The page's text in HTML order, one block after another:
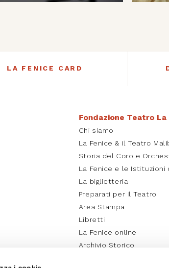
LA FENICE CARD
Fondazione Teatro La
Chi siamo
La Fenice & il Teatro
Storia del Coro e
La Fenice e le Istituzioni
La biglietteria
Preparati per il Teatro
Area Stampa
Libretti
La Fenice online
Archivio Storico